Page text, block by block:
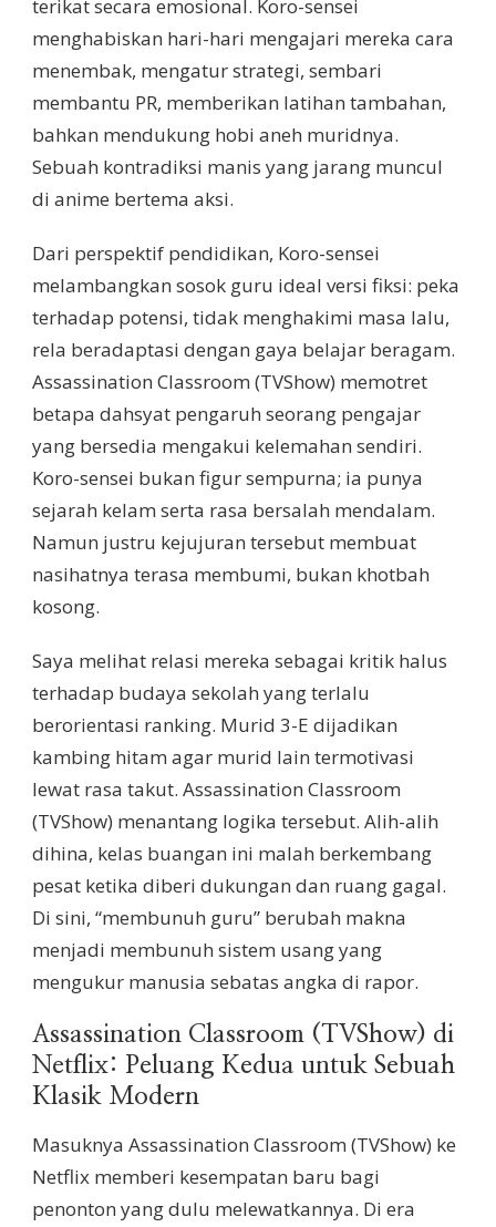
terikat secara emosional. Koro-sensei
menghabiskan hari-hari mengajari mereka cara
menembak, mengatur strategi, sembari
membantu PR, memberikan latihan tambahan,
bahkan mendukung hobi aneh muridnya.
Sebuah kontradiksi manis yang jarang muncul
di anime bertema aksi.
Dari perspektif pendidikan, Koro-sensei
melambangkan sosok guru ideal versi fiksi: peka
terhadap potensi, tidak menghakimi masa lalu,
rela beradaptasi dengan gaya belajar beragam.
Assassination Classroom (TVShow) memotret
betapa dahsyat pengaruh seorang pengajar
yang bersedia mengakui kelemahan sendiri.
Koro-sensei bukan figur sempurna; ia punya
sejarah kelam serta rasa bersalah mendalam.
Namun justru kejujuran tersebut membuat
nasihatnya terasa membumi, bukan khotbah
kosong.
Saya melihat relasi mereka sebagai kritik halus
terhadap budaya sekolah yang terlalu
berorientasi ranking. Murid 3-E dijadikan
kambing hitam agar murid lain termotivasi
lewat rasa takut. Assassination Classroom
(TVShow) menantang logika tersebut. Alih-alih
dihina, kelas buangan ini malah berkembang
pesat ketika diberi dukungan dan ruang gagal.
Di sini, “membunuh guru” berubah makna
menjadi membunuh sistem usang yang
mengukur manusia sebatas angka di rapor.
Assassination Classroom (TVShow) di
Netflix: Peluang Kedua untuk Sebuah
Klasik Modern
Masuknya Assassination Classroom (TVShow) ke
Netflix memberi kesempatan baru bagi
penonton yang dulu melewatkannya. Di era